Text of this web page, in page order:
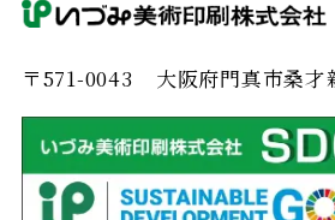
〒571-0043 大阪府門真市桑才